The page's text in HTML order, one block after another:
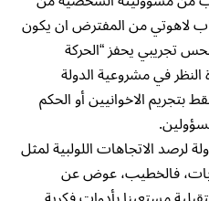
لاهوتي من المفترض ان يكون
لحس تجريبي يحفز “الحركة
النظر في مشروعية الدولة
بتجريم الاخوانيين أو الحكم
لرصد الاتجاهات اللولبية لمثل
فالخطيب، عوض عن